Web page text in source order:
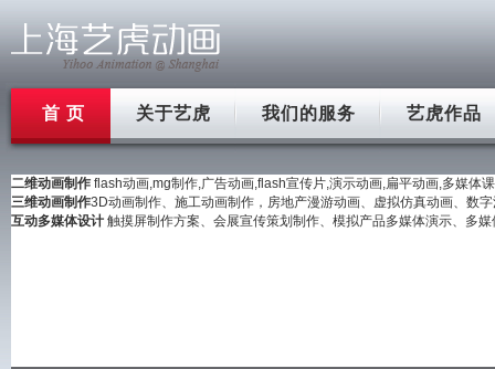
首 页 关于艺虎 我们的服务 艺虎作品
二维动画制作 flash动画,mg制作,广告动画,flash宣传片,演示动画,扁平动画,多媒体
三维动画制作3D动画制作、施工动画制作，房地产漫游动画、虚拟仿真动画、数
互动多媒体设计 触摸屏制作方案、会展宣传策划制作、模拟产品多媒体演示、多